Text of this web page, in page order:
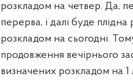
розкладом на четвер. Да,
перерва, і далі буде
розкладом на сьогодні.
продовження вечірнього
визначених розкладом на